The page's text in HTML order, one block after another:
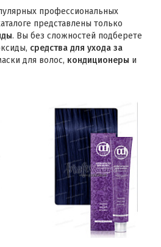
профессиональных
представлены только
. Вы без сложностей подберете
средства для ухода за
для волос, кондиционеры и